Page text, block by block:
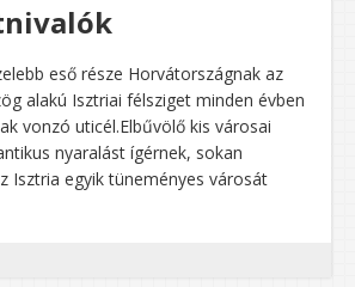
eső része Horvátországnak az
alakú Isztriai félsziget minden évben
vonzó uticél.Elbűvölő kis városai
nyaralást ígérnek, sokan
Isztria egyik tüneményes városát